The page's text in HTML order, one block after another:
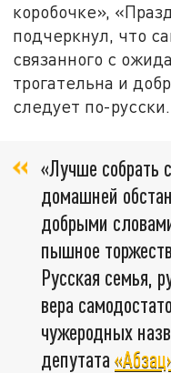
коробочке»,
подчеркнул, что
связанного с
трогательна и
следует по-русски.
«Лучше собрать
домашней
добрыми
пышное
Русская семья,
вера
чужеродных
депутата